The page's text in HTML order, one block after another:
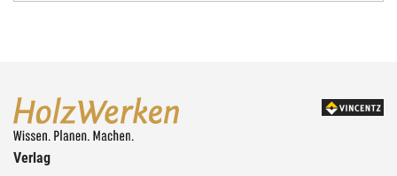
Verlag